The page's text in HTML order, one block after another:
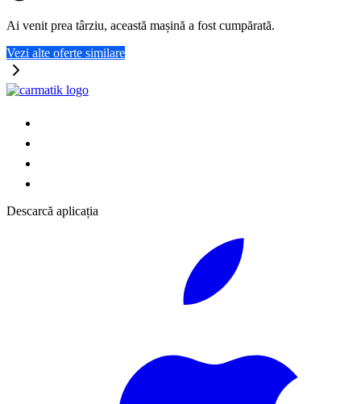
Ai venit prea târziu, această mașină a fost cumpărată.
Vezi alte oferte similare
Descarcă aplicația